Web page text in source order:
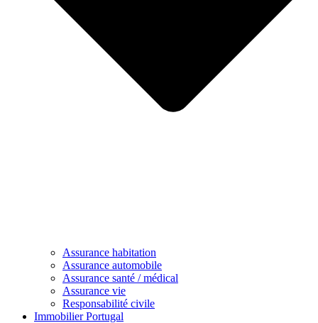
Assurance habitation
Assurance automobile
Assurance santé / médical
Assurance vie
Responsabilité civile
Immobilier Portugal